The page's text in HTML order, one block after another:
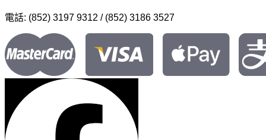
電話: (852) 3197 9312 / (852) 3186 3527